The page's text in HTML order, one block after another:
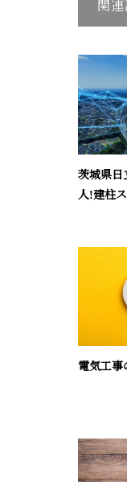
関
茨城県日
人!建柱
電気工事